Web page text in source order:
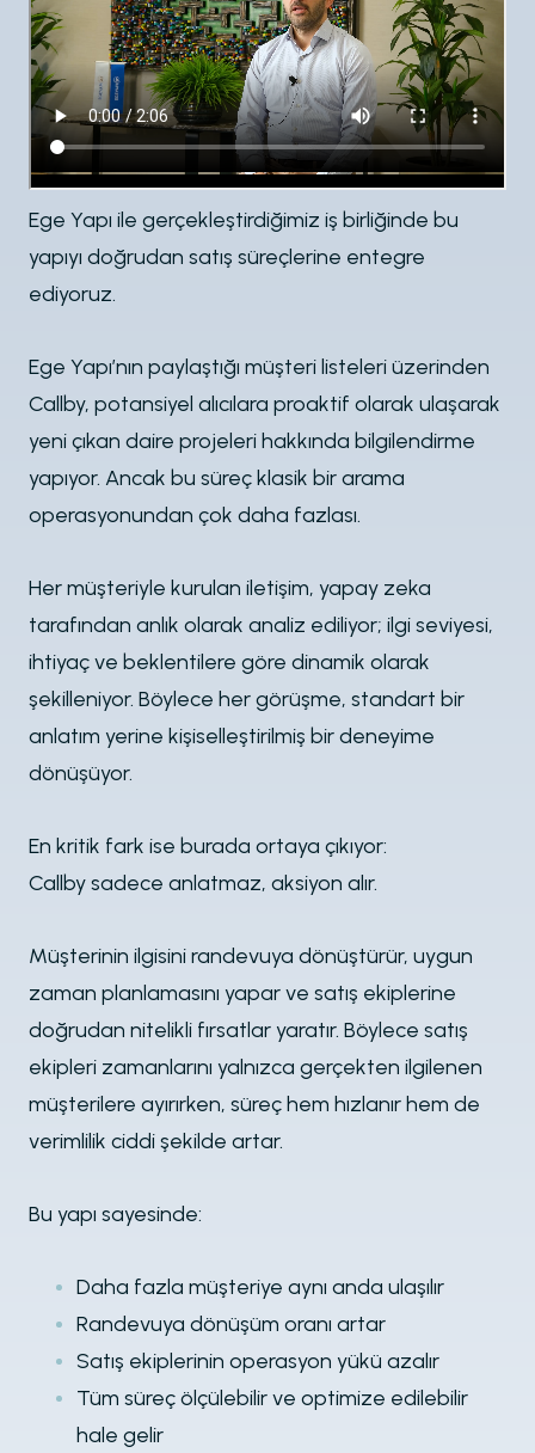
Ege Yapı ile gerçekleştirdiğimiz iş birliğinde bu
yapıyı doğrudan satış süreçlerine entegre
ediyoruz.
Ege Yapı’nın paylaştığı müşteri listeleri üzerinden
Callby, potansiyel alıcılara proaktif olarak ulaşarak
yeni çıkan daire projeleri hakkında bilgilendirme
yapıyor. Ancak bu süreç klasik bir arama
operasyonundan çok daha fazlası.
Her müşteriyle kurulan iletişim, yapay zeka
tarafından anlık olarak analiz ediliyor; ilgi seviyesi,
ihtiyaç ve beklentilere göre dinamik olarak
şekilleniyor. Böylece her görüşme, standart bir
anlatım yerine kişiselleştirilmiş bir deneyime
dönüşüyor.
En kritik fark ise burada ortaya çıkıyor:
Callby sadece anlatmaz, aksiyon alır.
Müşterinin ilgisini randevuya dönüştürür, uygun
zaman planlamasını yapar ve satış ekiplerine
doğrudan nitelikli fırsatlar yaratır. Böylece satış
ekipleri zamanlarını yalnızca gerçekten ilgilenen
müşterilere ayırırken, süreç hem hızlanır hem de
verimlilik ciddi şekilde artar.
Bu yapı sayesinde:
Daha fazla müşteriye aynı anda ulaşılır
Randevuya dönüşüm oranı artar
Satış ekiplerinin operasyon yükü azalır
Tüm süreç ölçülebilir ve optimize edilebilir
hale gelir